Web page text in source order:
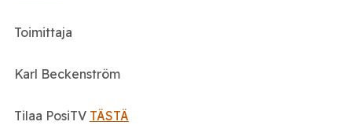
Toimittaja
Karl Beckenström
Tilaa PosiTV TÄSTÄ